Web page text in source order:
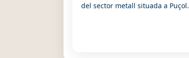
del sector metall situada a Puçol.